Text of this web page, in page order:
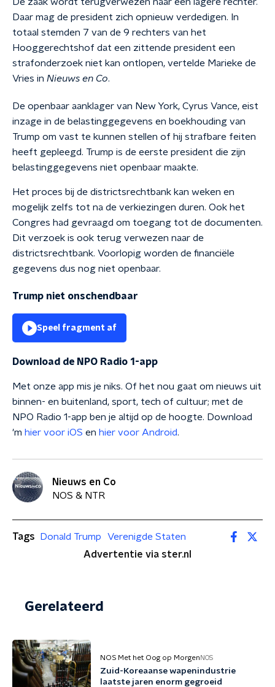
Daar mag de president zich opnieuw verdedigen. In
totaal stemden 7 van de 9 rechters van het
Hooggerechtshof dat een zittende president een
strafonderzoek niet kan ontlopen, vertelde Marieke de
Vries in Nieuws en Co.
De openbaar aanklager van New York, Cyrus Vance, eist
inzage in de belastinggegevens en boekhouding van
Trump om vast te kunnen stellen of hij strafbare feiten
heeft gepleegd. Trump is de eerste president die zijn
belastinggegevens niet openbaar maakte.
Het proces bij de districtsrechtbank kan weken en
mogelijk zelfs tot na de verkiezingen duren. Ook het
Congres had gevraagd om toegang tot de documenten.
Dit verzoek is ook terug verwezen naar de
districtsrechtbank. Voorlopig worden de financiële
gegevens dus nog niet openbaar.
Trump niet onschendbaar
Speel fragment af
Download de NPO Radio 1-app
Met onze app mis je niks. Of het nou gaat om nieuws uit
binnen- en buitenland, sport, tech of cultuur; met de
NPO Radio 1-app ben je altijd op de hoogte. Download
'm hier voor iOS en hier voor Android.
Nieuws en Co
NOS & NTR
Tags Donald Trump
Verenigde Staten
Advertentie via ster.nl
Gerelateerd
NOS Met het Oog op Morgen NOS
Zuid-Koreaanse wapenindustrie
laatste jaren enorm gegroeid